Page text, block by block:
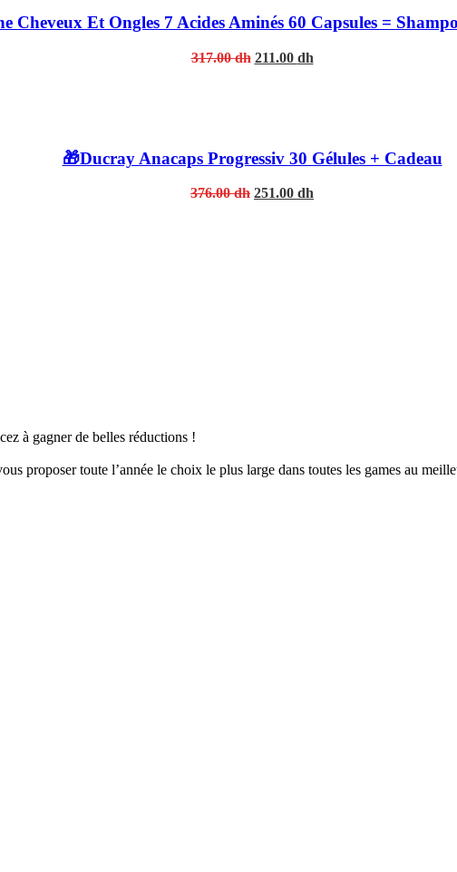
Cheveux Et Ongles 7 Acides Aminés 60 Capsules =
317.00dh Original
211.00 dhCurrent
🎁Ducray Anacaps Progressiv 30 Gélules + Cadeau
376.00dh Original
251.00 dh
à gagner de belles réductions !
proposer toute l’année le choix le plus large dans toutes les games au